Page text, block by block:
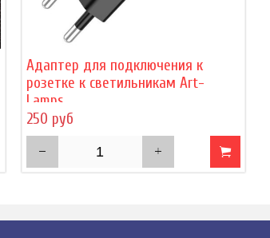
Адаптер для подключения к
розетке к светильникам Art-
Lamps
250 руб